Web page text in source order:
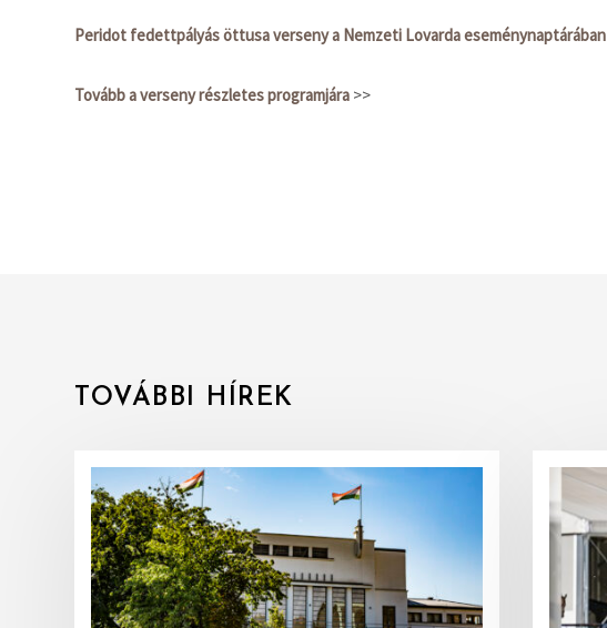
Peridot fedettpályás öttusa verseny a Nemzeti Lovarda eseménynaptárában
Tovább a verseny részletes programjára >>
TOVÁBBI HÍREK